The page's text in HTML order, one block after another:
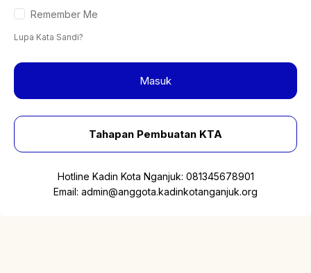
Remember Me
Lupa Kata Sandi?
Masuk
Tahapan Pembuatan KTA
Hotline Kadin Kota Nganjuk: 081345678901
Email: admin@anggota.kadinkotanganjuk.org